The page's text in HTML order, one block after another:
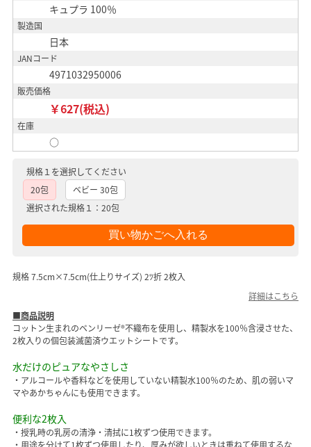
キュプラ 100％
製造国
日本
JANコード
4971032950006
販売価格
￥627(税込)
在庫
○
規格１を選択してください
20包
ベビー 30包
選択された規格１：20包
規格 7.5cm×7.5cm(仕上りサイズ) 2ﾂ折 2枚入
詳細はこちら
■商品説明
コットン生まれのベンリーゼ®不織布を使用し、精製水を100％含浸させた、
2枚入りの個包装滅菌済ウエットシートです。
水だけのピュアなやさしさ
・アルコールや香料などを使用していない精製水100％のため、肌の弱いマ
マやあかちゃんにも使用できます。
便利な2枚入
・授乳時の乳房の清浄・清拭に1枚ずつ使用できます。